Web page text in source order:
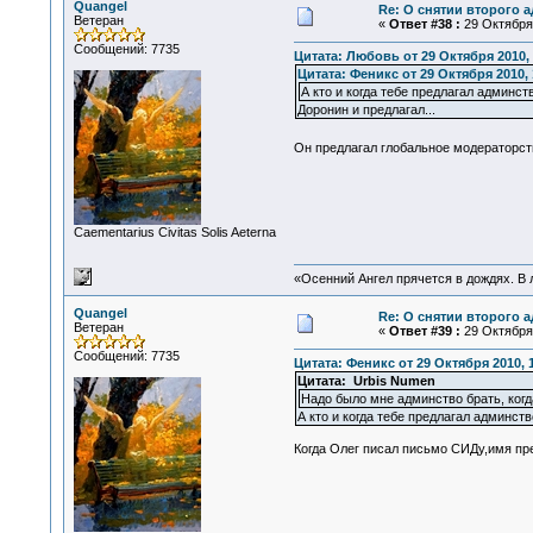
Quangel
Ветеран
Сообщений: 7735
Сaementarius Civitas Solis Aeterna
Re: О снятии второго
« Ответ #38 : 29
Цитата: Любовь от 29 Октября 2010,
Цитата: Феникс от 29 Октября 2010,
А кто и когда тебе предлагал
Доронин и предлагал...
Он предлагал глобальное
«Осенний Ангел прячется в дождях. В
Quangel
Ветеран
Сообщений: 7735
Re: О снятии второго
« Ответ #39 : 29
Цитата: Феникс от 29 Октября 2010,
Цитата: Urbis Numen
Надо было мне админство брать,
А кто и когда тебе предлагал
Когда Олег писал письмо СИДу,имя